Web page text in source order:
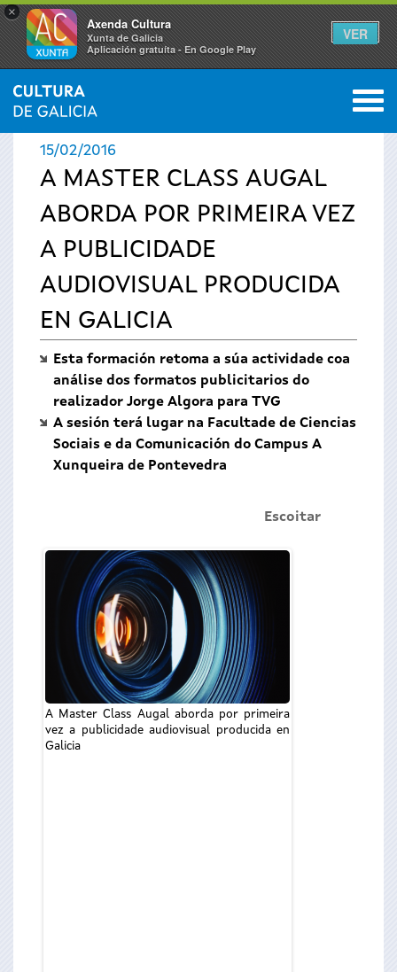
×
Axenda Cultura
Xunta de Galicia
Aplicación gratuíta - En Google Play
VER
Vostede
está
aquí
INICIO › ACTUALIDADE 0
15/02/2016
A MASTER CLASS AUGAL
ABORDA POR PRIMEIRA VEZ
A PUBLICIDADE
AUDIOVISUAL PRODUCIDA
EN GALICIA
Esta formación retoma a súa actividade coa
análise dos formatos publicitarios do
realizador Jorge Algora para TVG
A sesión terá lugar na Facultade de Ciencias
Sociais e da Comunicación do Campus A
Xunqueira de Pontevedra
Escoitar
A Master Class Augal aborda por primeira
vez a publicidade audiovisual producida en
Galicia